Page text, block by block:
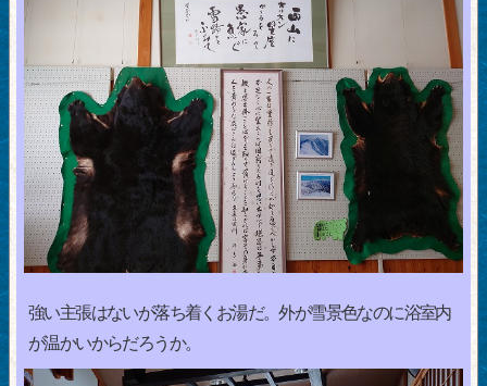
強い主張はないが落ち着くお湯だ。外が雪景色なのに浴室内
が温かいからだろうか。